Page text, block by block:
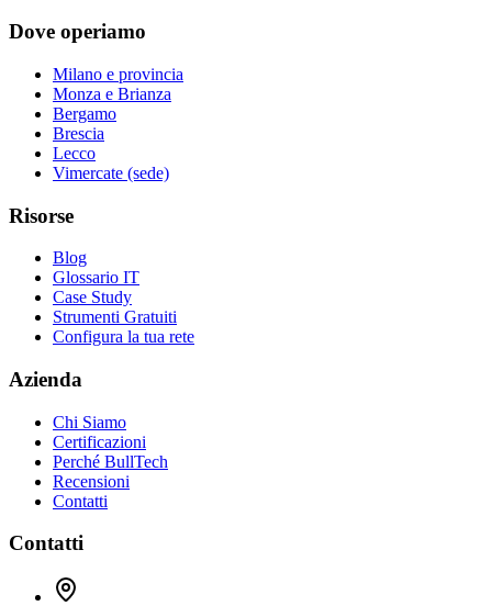
Dove operiamo
Milano e provincia
Monza e Brianza
Bergamo
Brescia
Lecco
Vimercate (sede)
Risorse
Blog
Glossario IT
Case Study
Strumenti Gratuiti
Configura la tua rete
Azienda
Chi Siamo
Certificazioni
Perché BullTech
Recensioni
Contatti
Contatti